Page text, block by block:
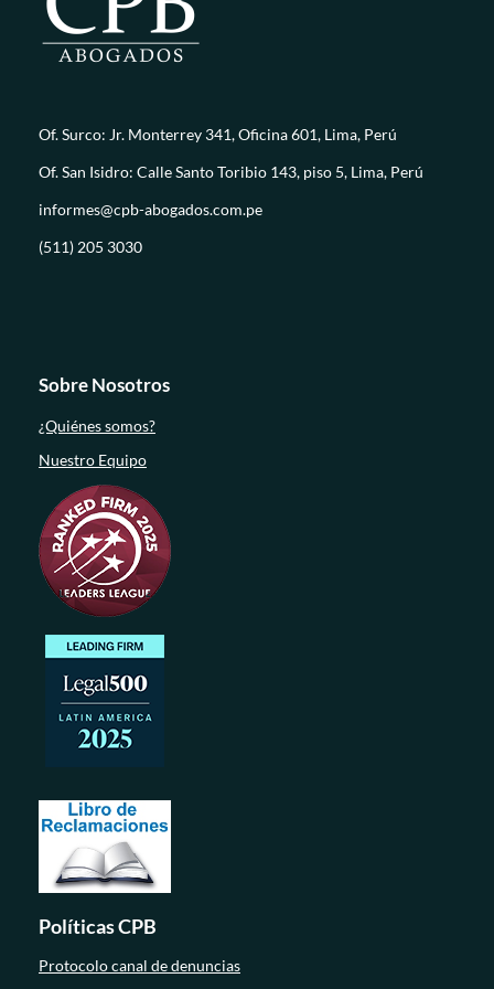
Of. Surco: Jr. Monterrey 341, Oficina 601, Lima, Perú
Of. San Isidro: Calle Santo Toribio 143, piso 5, Lima, Perú
informes@cpb-abogados.com.pe
(511) 205 3030
Sobre Nosotros
¿Quiénes somos?
Nuestro Equipo
Políticas CPB
Protocolo canal de denuncias